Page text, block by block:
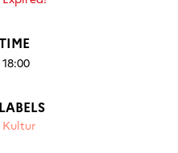
18:00
LABELS
Kultur